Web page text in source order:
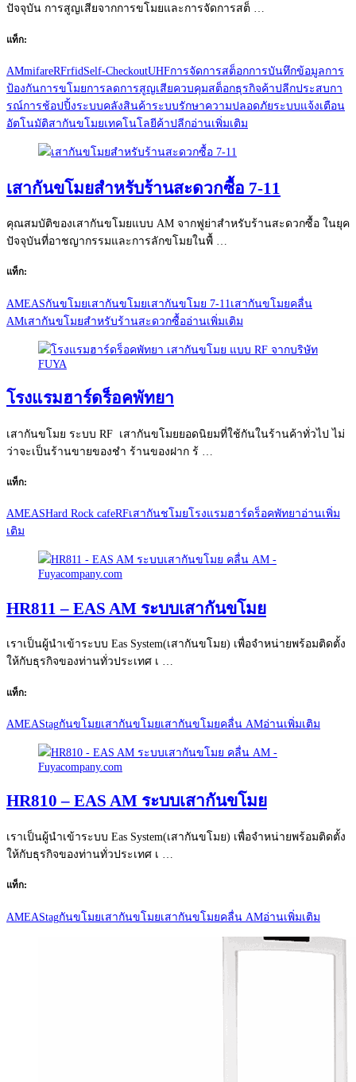
ปัจจุบัน การสูญเสียจากการขโมยและการจัดการสต็ …
แท็ก:
AMmifareRFrfidSelf-CheckoutUHFการจัดการสต็อกการบันทึกข้อมูลการ
ป้องกันการขโมยการลดการสูญเสียควบคุมสต็อกธุรกิจค้าปลีกประสบกา
รณ์การช้อปปิ้งระบบคลังสินค้าระบบรักษาความปลอดภัยระบบแจ้งเตือน
อัตโนมัติสากันขโมยเทคโนโลยีค้าปลีกอ่านเพิ่มเติม
เสากันขโมยสำหรับร้านสะดวกซื้อ 7-11
คุณสมบัติของเสากันขโมยแบบ AM จากฟูย่าสำหรับร้านสะดวกซื้อ ในยุค
ปัจจุบันที่อาชญากรรมและการลักขโมยในพื้ …
แท็ก:
AMEASกันขโมยเสากันขโมยเสากันขโมย 7-11 เสากันขโมยคลื่น
AMเสากันขโมยสำหรับร้านสะดวกซื้ออ่านเพิ่มเติม
โรงแรมฮาร์ดร็อคพัทยา
เสากันขโมย ระบบ RF เสากันขโมยยอดนิยมที่ใช้กันในร้านค้าทั่วไป ไม่
ว่าจะเป็นร้านขายของชำ ร้านของฝาก ร้ …
แท็ก:
AMEASHard Rock cafeRFเสากันชโมย โรงแรมฮาร์ดร็อคพัทยาอ่านเพิ่ม
เติม
HR811 – EAS AM ระบบเสากันขโมย
เราเป็นผู้นำเข้าระบบ Eas System(เสากันขโมย) เพื่อจำหน่ายพร้อมติดตั้ง
ให้กับธุรกิจของท่านทั่วประเทศ เ …
แท็ก:
AMEAStagกันขโมยเสากันขโมยเสากันขโมยคลื่น AMอ่านเพิ่มเติม
HR810 – EAS AM ระบบเสากันขโมย
เราเป็นผู้นำเข้าระบบ Eas System(เสากันขโมย) เพื่อจำหน่ายพร้อมติดตั้ง
ให้กับธุรกิจของท่านทั่วประเทศ เ …
แท็ก:
AMEAStagกันขโมยเสากันขโมยเสากันขโมยคลื่น AMอ่านเพิ่มเติม